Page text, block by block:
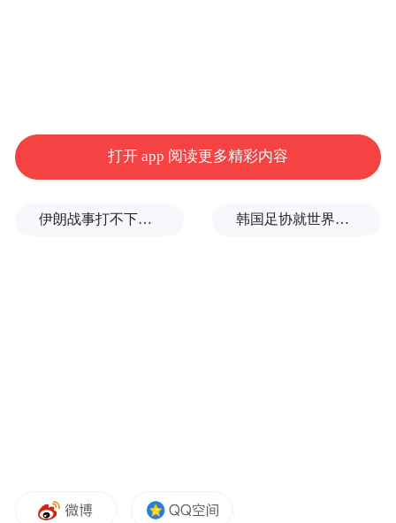
为进一步激发消费需求，释放消费潜力，三
打开 app 阅读更多精彩内容
伊朗战事打不下去了？美军参联会主席力主“翻篇” 韩国足协就世界杯失利发布致歉信